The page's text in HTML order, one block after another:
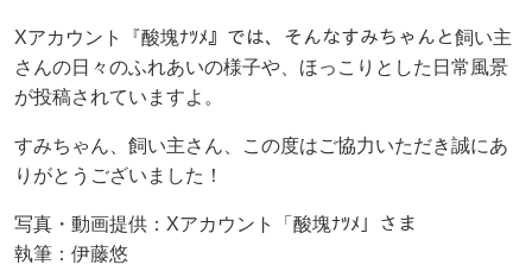
Xアカウント『酸塊ﾅﾂﾒ』では、そんなすみちゃんと飼い主
さんの日々のふれあいの様子や、ほっこりとした日常風景
が投稿されていますよ。
すみちゃん、飼い主さん、この度はご協力いただき誠にあ
りがとうございました！
写真・動画提供：Xアカウント「酸塊ﾅﾂﾒ」さま
執筆：伊藤悠